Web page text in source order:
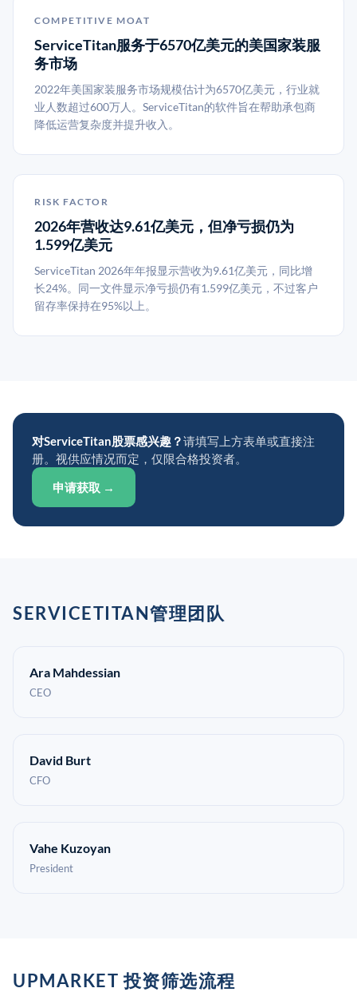
COMPETITIVE MOAT
ServiceTitan服务于6570亿美元的美国家装服
务市场
2022年美国家装服务市场规模估计为6570亿美元，行业就
业人数超过600万人。ServiceTitan的软件旨在帮助承包商
降低运营复杂度并提升收入。
RISK FACTOR
2026年营收达9.61亿美元，但净亏损仍为
1.599亿美元
ServiceTitan 2026年年报显示营收为9.61亿美元，同比增
长24%。同一文件显示净亏损仍有1.599亿美元，不过客户
留存率保持在95%以上。
对ServiceTitan股票感兴趣？请填写上方表单或直接注
册。视供应情况而定，仅限合格投资者。
申请获取 →
SERVICETITAN管理团队
Ara Mahdessian
CEO
David Burt
CFO
Vahe Kuzoyan
President
UPMARKET 投资筛选流程